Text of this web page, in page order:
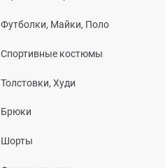
Футболки, Майки, Поло
Спортивные костюмы
Толстовки, Худи
Брюки
Шорты